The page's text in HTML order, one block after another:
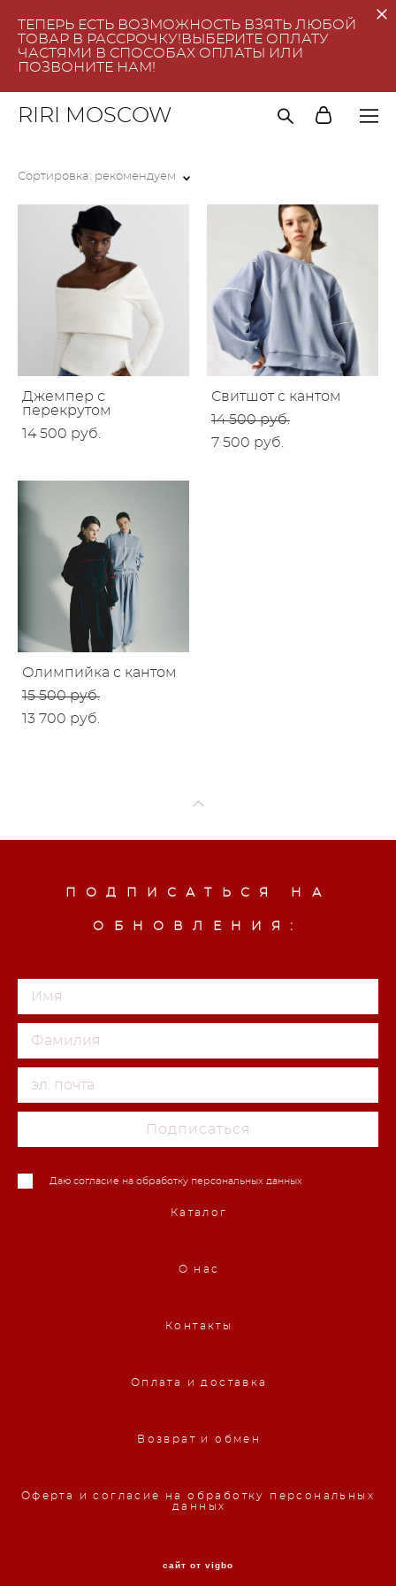
ТЕПЕРЬ ЕСТЬ ВОЗМОЖНОСТЬ ВЗЯТЬ ЛЮБОЙ
ТОВАР В РАССРОЧКУ!ВЫБЕРИТЕ ОПЛАТУ
ЧАСТЯМИ В СПОСОБАХ ОПЛАТЫ ИЛИ
ПОЗВОНИТЕ НАМ!
RIRI MOSCOW
Сортировка: рекомендуем
Джемпер с
перекрутом
14 500 pуб.
Свитшот с кантом
14 500 pуб.
7 500 pуб.
Олимпийка с кантом
15 500 pуб.
13 700 pуб.
ПОДПИСАТЬСЯ НА
ОБНОВЛЕНИЯ:
Подписаться
Даю согласие на обработку персональных данных
Каталог
О нас
Контакты
Оплата и доставка
Возврат и обмен
Оферта и согласие на обработку персональных
данных
сайт от vigbo